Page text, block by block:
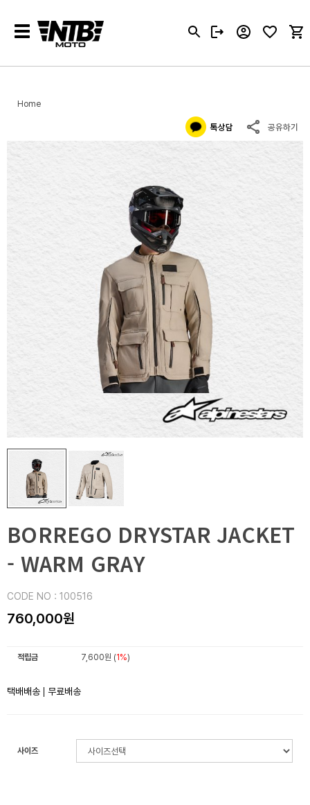
Toggle
navigation
Home
BORREGO DRYSTAR JACKET
- WARM GRAY
CODE NO : 100516
760,000원
적립금 7,600원 (1%)
택배배송 무료배송
사이즈